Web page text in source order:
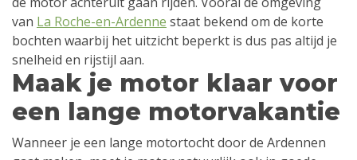
van La Roche-en-Ardenne staat bekend om de korte
bochten waarbij het uitzicht beperkt is dus pas altijd je
snelheid en rijstijl aan.
Maak je motor klaar voor
een lange motorvakantie
Wanneer je een lange motortocht door de Ardennen